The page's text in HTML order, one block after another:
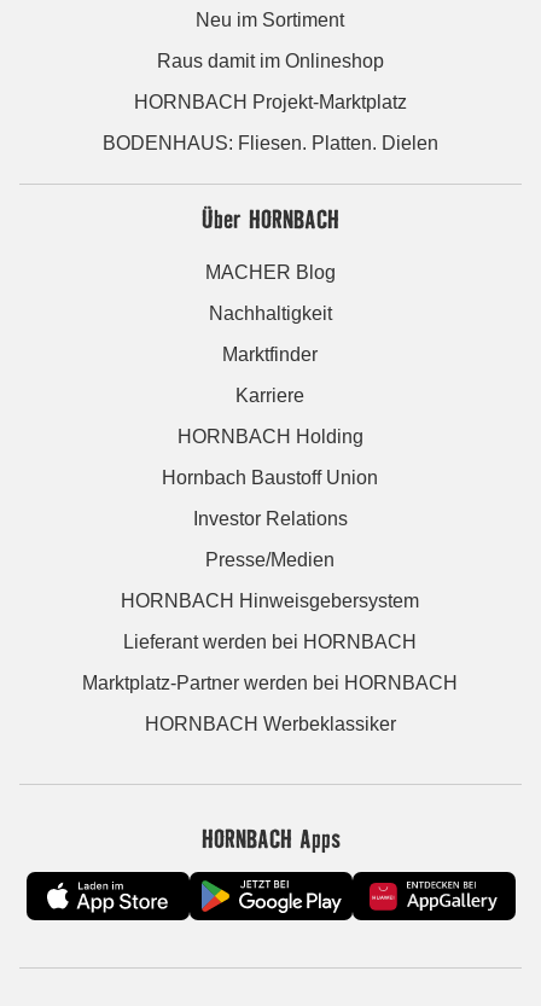
Neu im Sortiment
Raus damit im Onlineshop
HORNBACH Projekt-Marktplatz
BODENHAUS: Fliesen. Platten. Dielen
Über HORNBACH
MACHER Blog
Nachhaltigkeit
Marktfinder
Karriere
HORNBACH Holding
Hornbach Baustoff Union
Investor Relations
Presse/Medien
HORNBACH Hinweisgebersystem
Lieferant werden bei HORNBACH
Marktplatz-Partner werden bei HORNBACH
HORNBACH Werbeklassiker
HORNBACH Apps